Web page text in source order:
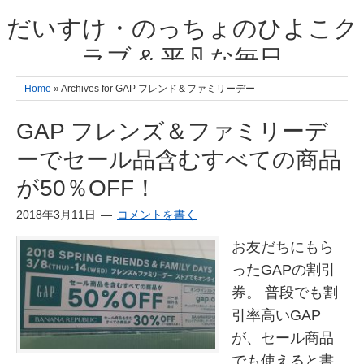
だいすけ・のっちょのひよこク
ラブ & 平凡な毎日
我が家の3人のひよこ成長日記と雑記 何十年後かに、大きくなったひよ
こ達とこの成長記を読み返すことを夢見て。& 3児ママの平凡日記 日々
Home » Archives for GAP フレンド＆ファミリーデー
GAP フレンズ＆ファミリーデ
ーでセール品含むすべての商品
が50％OFF！
2018年3月11日 コメントを書く
お友だちにもら
ったGAPの割引
券。 普段でも割
引率高いGAP
が、セール商品
でも使えると書